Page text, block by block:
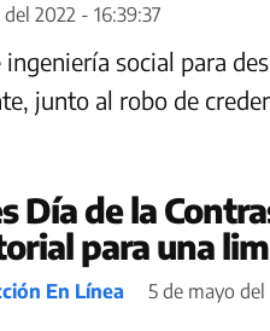
2022 - 16:39:37
social para
junto al robo de
Día de la
para una
En Línea 5 de mayo